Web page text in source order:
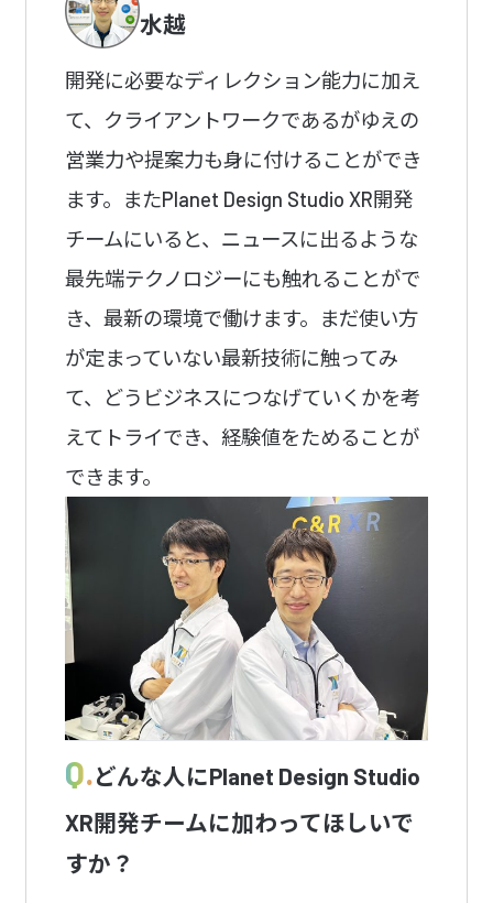
水越
開発に必要なディレクション能力に加え
て、クライアントワークであるがゆえの
営業力や提案力も身に付けることができ
ます。またPlanet Design Studio XR開発
チームにいると、ニュースに出るような
最先端テクノロジーにも触れることがで
き、最新の環境で働けます。まだ使い方
が定まっていない最新技術に触ってみ
て、どうビジネスにつなげていくかを考
えてトライでき、経験値をためることが
できます。
Q.どんな人にPlanet Design Studio
XR開発チームに加わってほしいで
すか？